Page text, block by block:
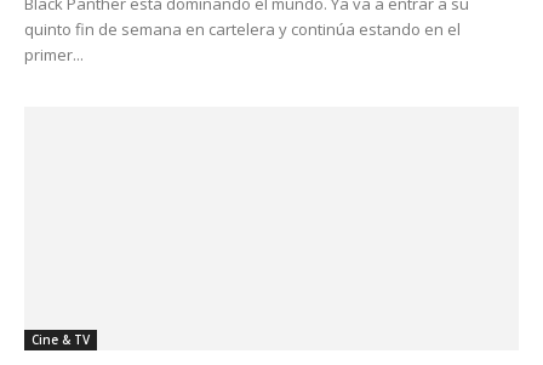
quinto fin de semana en cartelera y continúa estando en el
primer...
Cine & TV